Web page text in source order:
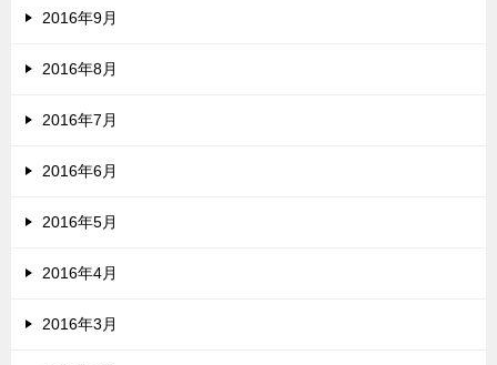
2016年9月
2016年8月
2016年7月
2016年6月
2016年5月
2016年4月
2016年3月